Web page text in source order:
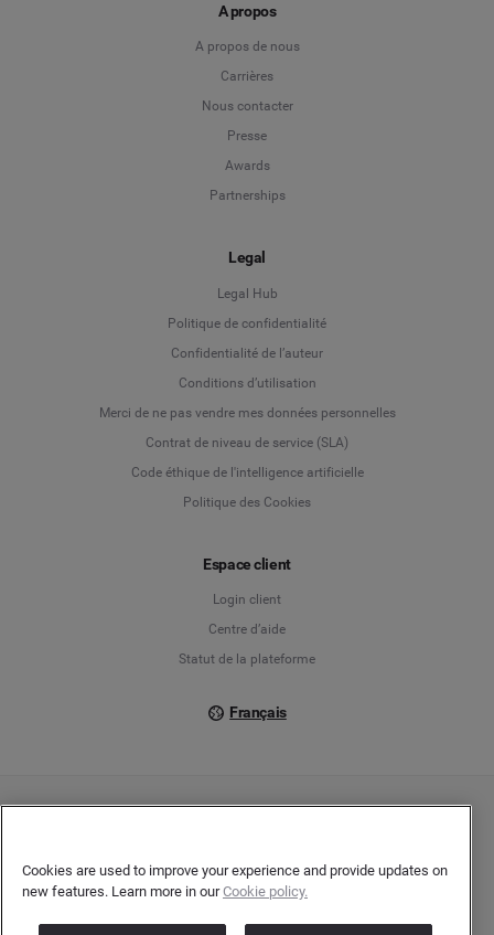
A propos
A propos de nous
Carrières
Nous contacter
Presse
Awards
Partnerships
Legal
Legal Hub
Politique de confidentialité
Confidentialité de l’auteur
Conditions d’utilisation
Merci de ne pas vendre mes données personnelles
Contrat de niveau de service (SLA)
Code éthique de l'intelligence artificielle
Politique des Cookies
Espace client
Login client
Centre d’aide
Statut de la plateforme
Français
English
Español
Cookies are used to improve your experience and provide updates on
new features. Learn more in ourCookie policy.